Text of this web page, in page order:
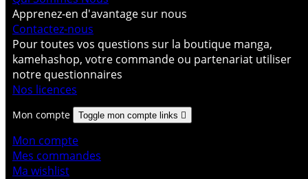
Apprenez-en d'avantage sur nous
Contactez-nous
Pour toutes vos questions sur la boutique manga,
kamehashop, votre commande ou partenariat utiliser
notre questionnaires
Nos licences
Mon compte Toggle mon compte links 
Mon compte
Mes commandes
Ma wishlist